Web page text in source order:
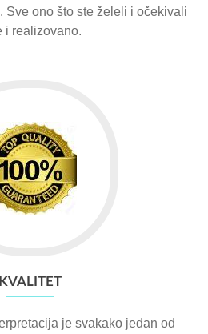
Sve ono što ste želeli i očekivali
i realizovano.
KVALITET
je svakako jedan od